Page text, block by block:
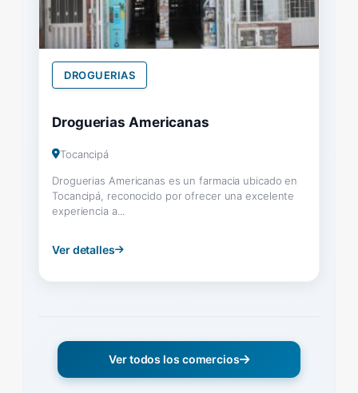
DROGUERIAS
Droguerias Americanas
Tocancipá
Droguerias Americanas es un farmacia ubicado en
Tocancipá, reconocido por ofrecer una excelente
experiencia a...
Ver detalles
Ver todos los comercios